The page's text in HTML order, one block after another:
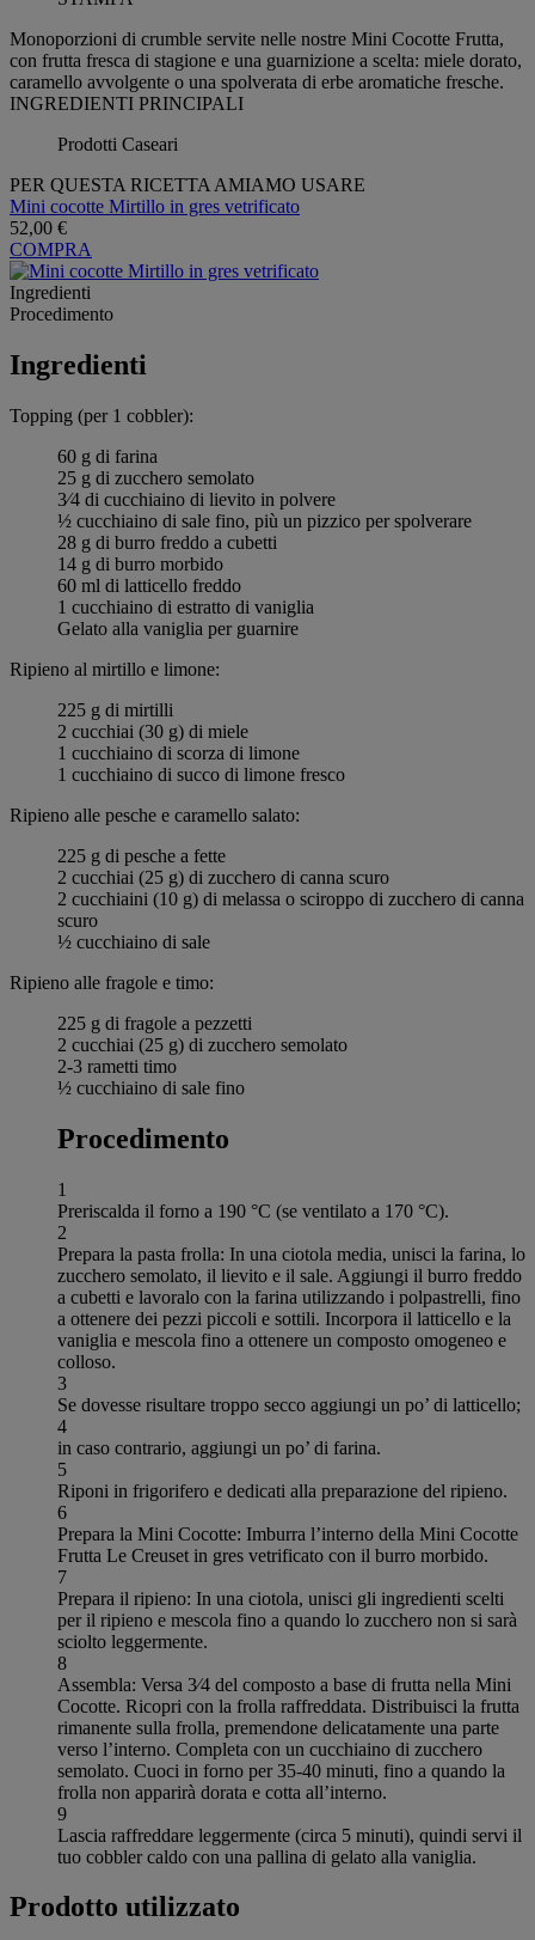
Monoporzioni di crumble servite nelle nostre Mini Cocotte Frutta,
con frutta fresca di stagione e una guarnizione a scelta: miele dorato,
caramello avvolgente o una spolverata di erbe aromatiche fresche.
INGREDIENTI PRINCIPALI
Prodotti Caseari
PER QUESTA RICETTA AMIAMO USARE
Mini cocotte Mirtillo in gres vetrificato
52,00 €
COMPRA
Ingredienti
Procedimento
Ingredienti
Topping (per 1 cobbler):
60 g di farina
25 g di zucchero semolato
3⁄4 di cucchiaino di lievito in polvere
½ cucchiaino di sale fino, più un pizzico per spolverare
28 g di burro freddo a cubetti
14 g di burro morbido
60 ml di latticello freddo
1 cucchiaino di estratto di vaniglia
Gelato alla vaniglia per guarnire
Ripieno al mirtillo e limone:
225 g di mirtilli
2 cucchiai (30 g) di miele
1 cucchiaino di scorza di limone
1 cucchiaino di succo di limone fresco
Ripieno alle pesche e caramello salato:
225 g di pesche a fette
2 cucchiai (25 g) di zucchero di canna scuro
2 cucchiaini (10 g) di melassa o sciroppo di zucchero di canna
scuro
½ cucchiaino di sale
Ripieno alle fragole e timo:
225 g di fragole a pezzetti
2 cucchiai (25 g) di zucchero semolato
2-3 rametti timo
½ cucchiaino di sale fino
Procedimento
1
Preriscalda il forno a 190 °C (se ventilato a 170 °C).
2
Prepara la pasta frolla: In una ciotola media, unisci la farina, lo
zucchero semolato, il lievito e il sale. Aggiungi il burro freddo
a cubetti e lavoralo con la farina utilizzando i polpastrelli, fino
a ottenere dei pezzi piccoli e sottili. Incorpora il latticello e la
vaniglia e mescola fino a ottenere un composto omogeneo e
colloso.
3
Se dovesse risultare troppo secco aggiungi un po’ di latticello;
4
in caso contrario, aggiungi un po’ di farina.
5
Riponi in frigorifero e dedicati alla preparazione del ripieno.
6
Prepara la Mini Cocotte: Imburra l’interno della Mini Cocotte
Frutta Le Creuset in gres vetrificato con il burro morbido.
7
Prepara il ripieno: In una ciotola, unisci gli ingredienti scelti
per il ripieno e mescola fino a quando lo zucchero non si sarà
sciolto leggermente.
8
Assembla: Versa 3⁄4 del composto a base di frutta nella Mini
Cocotte. Ricopri con la frolla raffreddata. Distribuisci la frutta
rimanente sulla frolla, premendone delicatamente una parte
verso l’interno. Completa con un cucchiaino di zucchero
semolato. Cuoci in forno per 35-40 minuti, fino a quando la
frolla non apparirà dorata e cotta all’interno.
9
Lascia raffreddare leggermente (circa 5 minuti), quindi servi il
tuo cobbler caldo con una pallina di gelato alla vaniglia.
Prodotto utilizzato